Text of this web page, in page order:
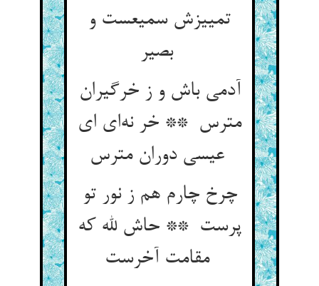
تمییزش سمیعست و
بصیر
آدمی باش و ز خرگیران
مترس ** خر نه‌ای ای
عیسی دوران مترس
چرخ چارم هم ز نور تو
پرست ** حاش لله که
مقامت آخرست